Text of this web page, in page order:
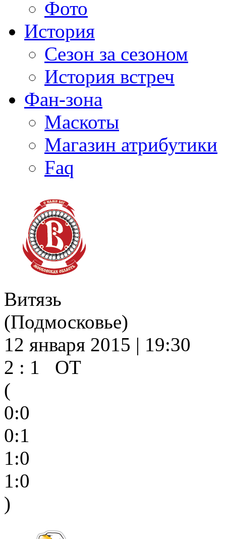
Фото
История
Сезон за сезоном
История встреч
Фан-зона
Маскоты
Магазин атрибутики
Faq
Витязь
(Подмосковье)
12 января 2015 | 19:30
2 : 1 ОТ
(
0:0
0:1
1:0
1:0
)